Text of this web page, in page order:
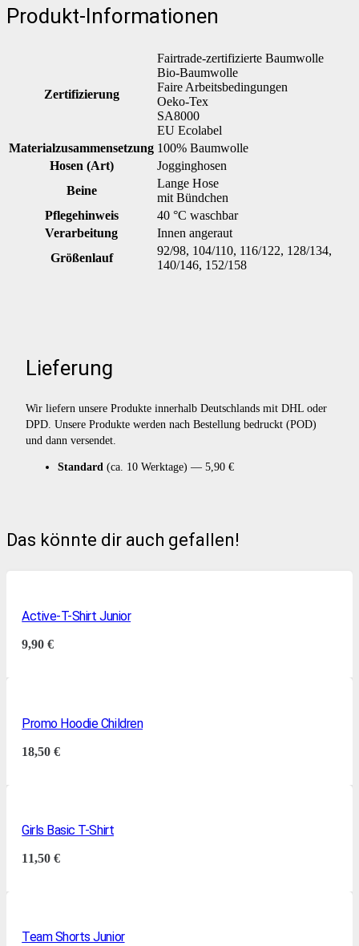
Produkt-Informationen
Zertifizierung
Fairtrade-zertifizierte Baumwolle
Bio-Baumwolle
Faire Arbeitsbedingungen
Oeko-Tex
SA8000
EU Ecolabel
Materialzusammensetzung 100% Baumwolle
Hosen (Art)
Jogginghosen
Beine
Lange Hose
mit Bündchen
Pflegehinweis
40 °C waschbar
Verarbeitung
Innen angeraut
Größenlauf
92/98, 104/110, 116/122, 128/134,
140/146, 152/158
Lieferung
Wir liefern unsere Produkte innerhalb Deutschlands mit DHL oder
DPD. Unsere Produkte werden nach Bestellung bedruckt (POD)
und dann versendet.
Standard (ca. 10 Werktage) — 5,90 €
Das könnte dir auch gefallen!
Active-T-Shirt Junior
9,90€
Promo Hoodie Children
18,50€
Girls Basic T-Shirt
11,50€
Team Shorts Junior